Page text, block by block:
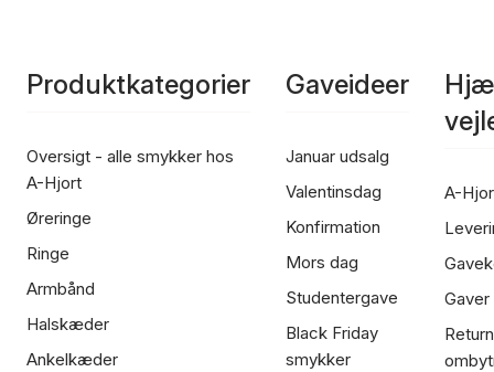
Produktkategorier
Oversigt - alle smykker hos
A-Hjort
Øreringe
Ringe
Armbånd
Halskæder
Ankelkæder
Gaveideer
Januar udsalg
Valentinsdag
Konfirmation
Mors dag
Studentergave
Black Friday
smykker
A-